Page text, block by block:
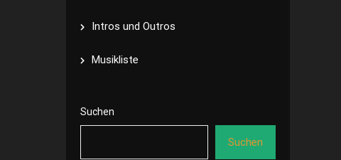
Intros und Outros
Musikliste
Suchen
Suchen